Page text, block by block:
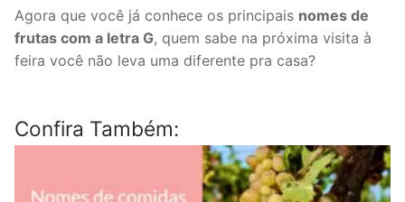
Agora que você já conhece os principais nomes de
frutas com a letra G, quem sabe na próxima visita à
feira você não leva uma diferente pra casa?
Confira Também: